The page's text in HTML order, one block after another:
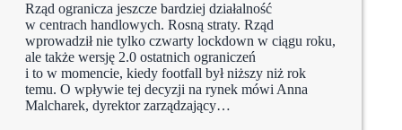
Rząd ogranicza jeszcze bardziej działalność
w centrach handlowych. Rosną straty. Rząd
wprowadził nie tylko czwarty lockdown w ciągu roku,
ale także wersję 2.0 ostatnich ograniczeń
i to w momencie, kiedy footfall był niższy niż rok
temu. O wpływie tej decyzji na rynek mówi Anna
Malcharek, dyrektor zarządzający…